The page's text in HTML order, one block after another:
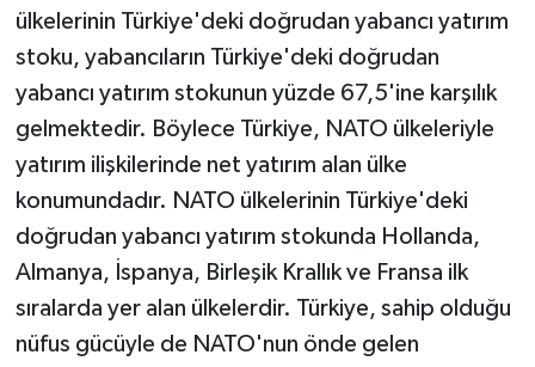
ülkelerinin Türkiye'deki doğrudan yabancı yatırım
stoku, yabancıların Türkiye'deki doğrudan
yabancı yatırım stokunun yüzde 67,5'ine karşılık
gelmektedir. Böylece Türkiye, NATO ülkeleriyle
yatırım ilişkilerinde net yatırım alan ülke
konumundadır. NATO ülkelerinin Türkiye'deki
doğrudan yabancı yatırım stokunda Hollanda,
Almanya, İspanya, Birleşik Krallık ve Fransa ilk
sıralarda yer alan ülkelerdir. Türkiye, sahip olduğu
nüfus gücüyle de NATO'nun önde gelen